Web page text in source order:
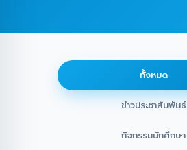
ทั้งหมด
ข่าวประชาสัมพันธ์
กิจกรรมนักศึกษา